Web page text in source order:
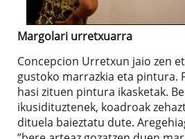
Margolari urretxuarra
Concepcion Urretxun jaio zen
gustoko marrazkia eta pintura.
hasi zituen pintura ikasketak.
ikusidituztenek, koadroak
dituela baieztatu dute.